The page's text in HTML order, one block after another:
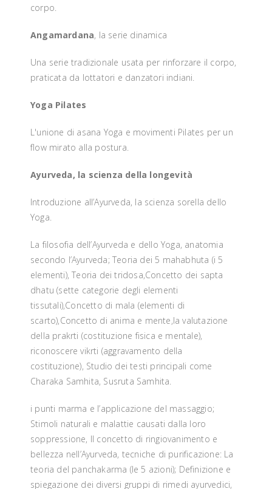
corpo.
Angamardana, la serie dinamica
Una serie tradizionale usata per rinforzare il corpo,
praticata da lottatori e danzatori indiani.
Yoga Pilates
L'unione di asana Yoga e movimenti Pilates per un
flow mirato alla postura.
Ayurveda, la scienza della longevità
Introduzione all’Ayurveda, la scienza sorella dello
Yoga.
La filosofia dell’Ayurveda e dello Yoga, anatomia
secondo l’Ayurveda; Teoria dei 5 mahabhuta (i 5
elementi), Teoria dei tridosa,Concetto dei sapta
dhatu (sette categorie degli elementi
tissutali),Concetto di mala (elementi di
scarto),Concetto di anima e mente,la valutazione
della prakrti (costituzione fisica e mentale),
riconoscere vikrti (aggravamento della
costituzione), Studio dei testi principali come
Charaka Samhita, Susruta Samhita.
i punti marma e l’applicazione del massaggio;
Stimoli naturali e malattie causati dalla loro
soppressione, Il concetto di ringiovanimento e
bellezza nell’Ayurveda, tecniche di purificazione: La
teoria del panchakarma (le 5 azioni); Definizione e
spiegazione dei diversi gruppi di rimedi ayurvedici,